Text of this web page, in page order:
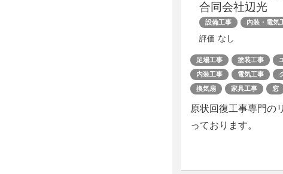
合同会社辺光
設備工事 内装・電気
評価 なし
足場工事 塗装工事
内装工事
電気工事
換気扇
家具工事 窓
原状回復工事専門の
っております。